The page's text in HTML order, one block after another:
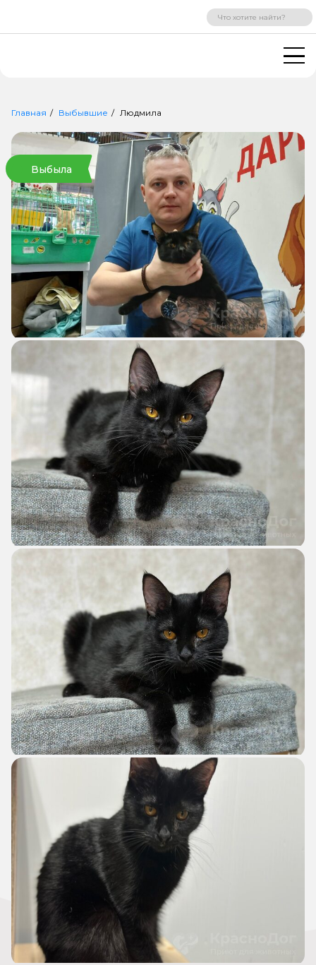
ВХОД РЕГИСТРАЦИЯ
Главная Выбывшие Людмила
Выбыла